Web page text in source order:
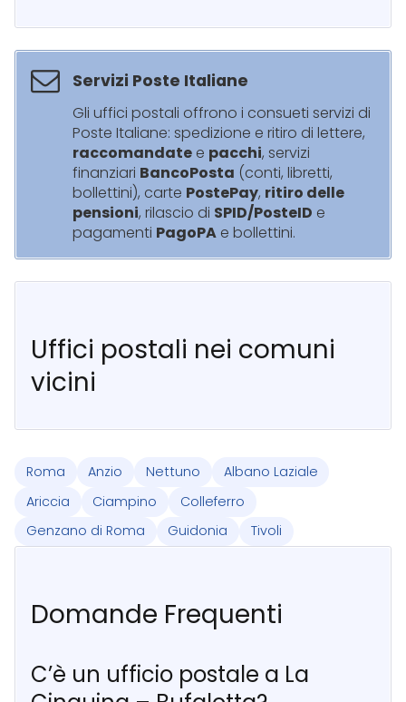
Servizi Poste Italiane
Gli uffici postali offrono i consueti servizi di
Poste Italiane: spedizione e ritiro di lettere,
raccomandate e pacchi, servizi
finanziari BancoPosta (conti, libretti,
bollettini), carte PostePay, ritiro delle
pensioni, rilascio di SPID/PosteID e
pagamenti PagoPA e bollettini.
Uffici postali nei comuni
vicini
Roma Anzio Nettuno
Albano Laziale
Ariccia
Ciampino
Colleferro
Genzano di Roma
Guidonia Tivoli
Domande Frequenti
C’è un ufficio postale a La